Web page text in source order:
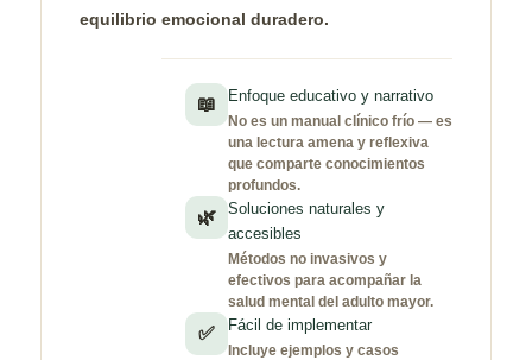
equilibrio emocional duradero.
📖 Enfoque educativo y narrativo
No es un manual clínico frío — es
una lectura amena y reflexiva
que comparte conocimientos
profundos.
🌿
Soluciones naturales y
accesibles
Métodos no invasivos y
efectivos para acompañar la
salud mental del adulto mayor.
✅ Fácil de implementar
Incluye ejemplos y casos